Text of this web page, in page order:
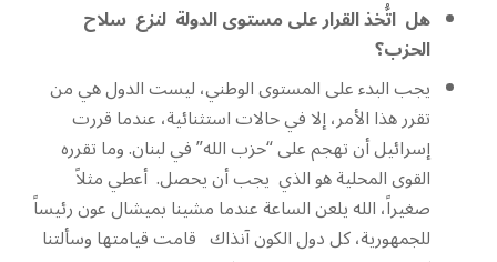
هل اتُّخذ القرار على مستوى الدولة لنزع سلاح
الحزب؟
يجب البدء على المستوى الوطني، ليست الدول هي من
تقرر هذا الأمر، إلا في حالات استثنائية، عندما قررت
إسرائيل أن تهجم على “حزب الله” في لبنان. وما تقرره
القوى المحلية هو الذي يجب أن يحصل. أعطي مثلاً
صغيراً، الله يلعن الساعة عندما مشينا بميشال عون رئيساً
للجمهورية، كل دول الكون آنذاك قامت قيامتها وسألتنا